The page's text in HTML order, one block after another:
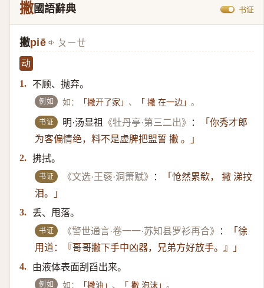
撇國語辭典 书证
撇piē ㄆㄧㄝ
动
1.
不顾、抛弃。
例如 如： 「撇开了家」 、 「 撇 在一边」。
书证 明·汤显祖 《牡丹亭·第三二出》 ：
「你秀才郎
为客偏情绝，料不是虚脾把盟誓 撇 。」
2. 拂拭。
书证 《文选·王襃·洞箫赋》 ：
「怆然累欷， 撇 涕抆
泪。」
3.
丢、甩落。
书证 《警世通言·卷一一·苏知县罗衫再合》 ：
「徐
用道：『哥哥撇下手中凶器，兄弟方好放手。』」
4.
由液体表面刮舀出来。
例如 如： 「撇油」 、 「 撇 泡沫」。